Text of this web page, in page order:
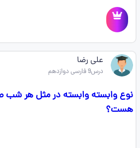
علی رضا
درس9 فارسی دوازدهم
نوع وابسته وابسته در مثل هر
هست؟